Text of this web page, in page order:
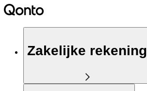
Zakelijke rekening